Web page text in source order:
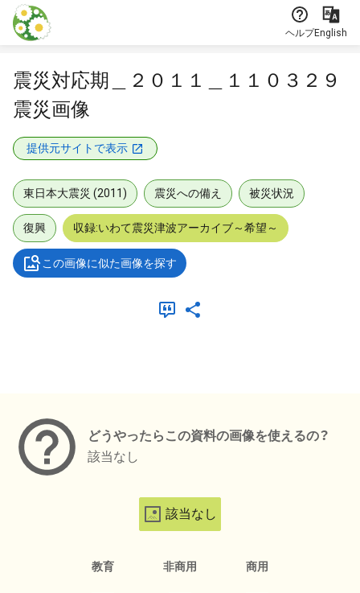
本文に飛ぶ
ヘルプEnglish
震災対応期＿２０１１＿１１０３２９
震災画像
提供元サイトで表示
東日本大震災 (2011) 震災への備え 被災状況
復興 収録:いわて震災津波アーカイブ～希望～
この画像に似た画像を探す
どうやったらこの資料の画像を使えるの？
該当なし
該当なし
教育 非商用 商用